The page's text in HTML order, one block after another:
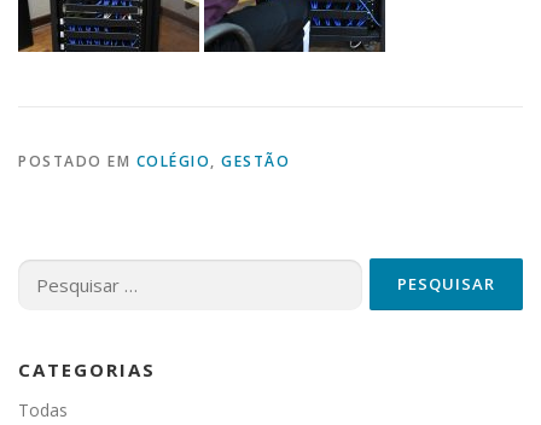
POSTADO EM COLÉGIO, GESTÃO
Pesquisar
por:
CATEGORIAS
Todas